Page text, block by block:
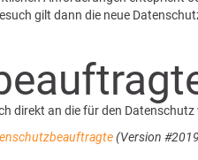
gilt dann die neue
direkt an die für den
(Version